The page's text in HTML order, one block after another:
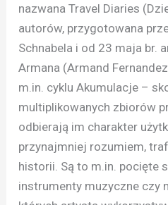
nazwana Travel Diaries
autorów, przygotowana
Schnabela i od 23 maja br.
Armana (Armand
m.in. cyklu Akumulacje –
multiplikowanych zbiorów
odbierają im charakter
przynajmniej rozumiem,
historii. Są to m.in. pocięte
instrumenty muzyczne czy